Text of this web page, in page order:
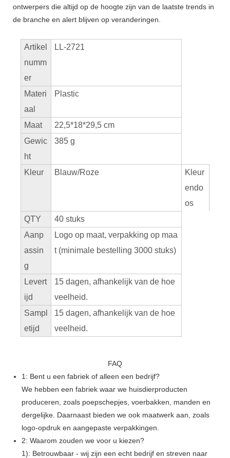
ontwerpers die altijd op de hoogte zijn van de laatste trends in
de branche en alert blijven op veranderingen.
Artikel
numm
er
LL-2721
Materi
aal
Plastic
Maat
22,5*18*29,5 cm
Gewic
ht
385 g
Kleur Blauw/Roze
Kleur
endo
os
QTY
40 stuks
Aanp
assin
g
Logo op maat, verpakking op maa
t (minimale bestelling 3000 stuks)
Levert
ijd
15 dagen, afhankelijk van de hoe
veelheid.
Sampl
etijd
15 dagen, afhankelijk van de hoe
veelheid.
FAQ
1: Bent u een fabriek of alleen een bedrijf?
We hebben een fabriek waar we huisdierproducten
produceren, zoals poepschepjes, voerbakken, manden en
dergelijke. Daarnaast bieden we ook maatwerk aan, zoals
logo-opdruk en aangepaste verpakkingen.
2: Waarom zouden we voor u kiezen?
1): Betrouwbaar - wij zijn een echt bedrijf en streven naar